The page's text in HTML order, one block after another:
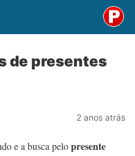
de presentes
2 anos atrás
e a busca pelopresente